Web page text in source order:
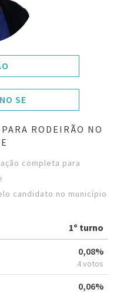
SE
RODEIRÃO NO
completa para
candidato no município
1º turno
0,08%
4 votos
0,06%